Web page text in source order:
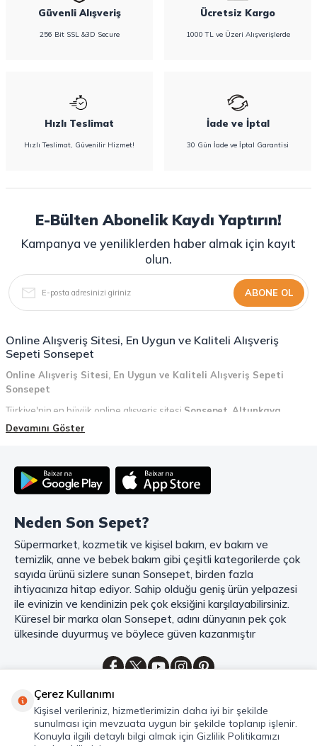
Güvenli Alışveriş
256 Bit SSL &3D Secure
Ücretsiz Kargo
1000 TL ve Üzeri Alışverişlerde
Hızlı Teslimat
Hızlı Teslimat, Güvenilir Hizmet!
İade ve İptal
30 Gün İade ve İptal Garantisi
E-Bülten Abonelik Kaydı Yaptırın!
Kampanya ve yeniliklerden haber almak için kayıt
olun.
ABONE OL
Online Alışveriş Sitesi, En Uygun ve Kaliteli Alışveriş
Sepeti Sonsepet
Online Alışveriş Sitesi, En Uygun ve Kaliteli Alışveriş Sepeti
Sonsepet
Türkiye'nin en büyük online alışveriş sitesi Sonsepet Altunkaya
Holdinggüvencesiyle hizmet vermektedir! Sonsepet, online alışveriş
teslimat ve güvenli ödeme seçenekleriyle, alışveriş yaparken
zamanınızı ve paranızı en verimli şekilde kullanırsınız.
Mahmood Coffee ile Kahve Keyfinizi Sonsepet'te Yaşayın!
Mahmood Coffee markasının eşsiz lezzetleriyle tanışın ve kahve
keyfinizi doruklara çıkarın. Filtre ve çekirdek kahve, kapsül kahve,
granül kahve, gold kahve, klasik kahve ve Türk kahvesi gibi birbirinden
lezzetli seçenekler arasından favorinizi seçin. Eğer pratik ve hızlı bir
kahve arıyorsanız, hazır Türk kahvesi ve cappuccino gibi seçenekler de
sizleri bekliyor. Sıcak çikolata ve kahve kreması ile kahve keyfinize
lezzet katabilirsiniz. Kahve tutkunlarının vazgeçilmezi olan bu ürünler,
keşfedin ve kahve keyfinizi doyasıya yaşayın!
Çayın büyülü dünyasına hoş geldiniz! Sonsepet, çay tutkunlarının
hayallerini süsleyenMahmood Teaçeşitlerini sizlerle buluşturuyor.
Seylan Çayı'nın benzersiz lezzetiyle tanışın ve çay demlemenin tadını
baştan yaşayın. Dökme çayın gizemli aroması ve sallama çayın taze
Devamını Göster
Neden Son Sepet?
Süpermarket, kozmetik ve kişisel bakım, ev bakım ve
temizlik, anne ve bebek bakım gibi çeşitli kategorilerde çok
sayıda ürünü sizlere sunan Sonsepet, birden fazla
ihtiyacınıza hitap ediyor. Sahip olduğu geniş ürün yelpazesi
ile evinizin ve kendinizin pek çok eksiğini karşılayabilirsiniz.
Küresel bir marka olan Sonsepet, adını dünyanın pek çok
ülkesinde duyurmuş ve böylece güven kazanmıştır
Kategoriler
Hızlı Erişim
Çerez Kullanımı
Kişisel verileriniz, hizmetlerimizin daha iyi bir şekilde
sunulması için mevzuata uygun bir şekilde toplanıp işlenir.
Konuyla ilgili detaylı bilgi almak için Gizlilik Politikamızı